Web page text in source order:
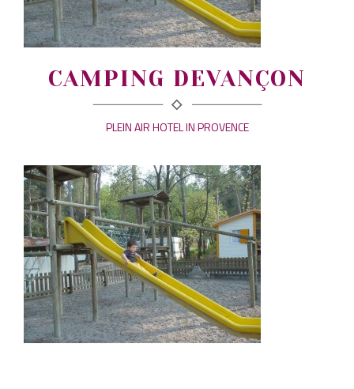
CAMPING DEVANÇON
PLEIN AIR HOTEL IN PROVENCE